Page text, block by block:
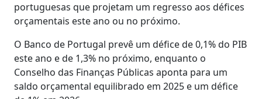
portuguesas que projetam um regresso aos défices
orçamentais este ano ou no próximo.
O Banco de Portugal prevê um défice de 0,1% do PIB
este ano e de 1,3% no próximo, enquanto o
Conselho das Finanças Públicas aponta para um
saldo orçamental equilibrado em 2025 e um défice